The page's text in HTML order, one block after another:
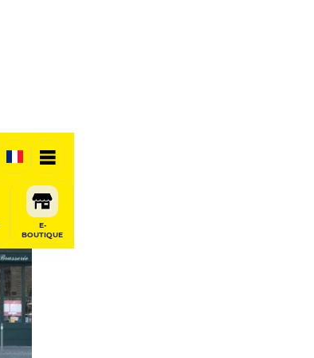
E-
BOUTIQUE